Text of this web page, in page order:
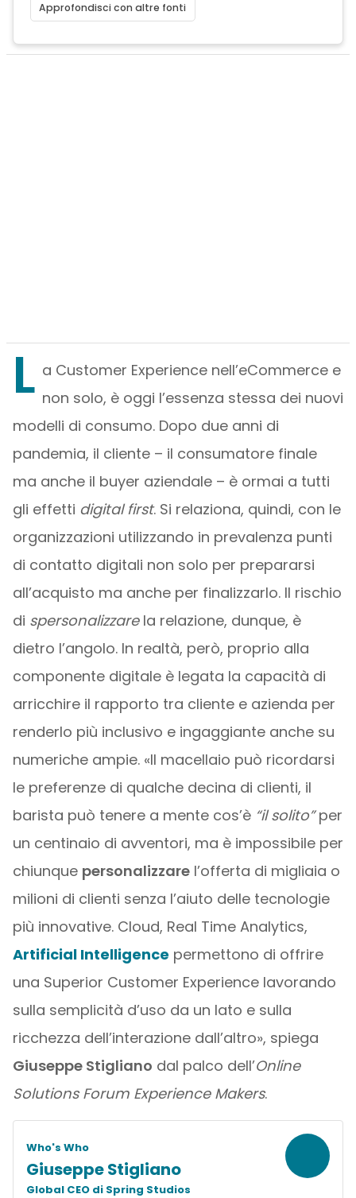
Approfondisci con altre fonti
L a Customer Experience nell’eCommerce e
non solo, è oggi l’essenza stessa dei nuovi
modelli di consumo. Dopo due anni di
pandemia, il cliente – il consumatore finale
ma anche il buyer aziendale – è ormai a tutti
gli effetti digital first. Si relaziona, quindi, con le
organizzazioni utilizzando in prevalenza punti
di contatto digitali non solo per prepararsi
all’acquisto ma anche per finalizzarlo. Il rischio
di spersonalizzarela relazione, dunque, è
dietro l’angolo. In realtà, però, proprio alla
componente digitale è legata la capacità di
arricchire il rapporto tra cliente e azienda per
renderlo più inclusivo e ingaggiante anche su
numeriche ampie. «Il macellaio può ricordarsi
le preferenze di qualche decina di clienti, il
barista può tenere a mente cos’è “il solito”per
un centinaio di avventori, ma è impossibile per
chiunque personalizzarel’offerta di migliaia o
milioni di clienti senza l’aiuto delle tecnologie
più innovative. Cloud, Real Time Analytics,
Artificial Intelligence permettono di offrire
una Superior Customer Experience lavorando
sulla semplicità d’uso da un lato e sulla
ricchezza dell’interazione dall’altro», spiega
Giuseppe Stigliano dal palco dell’Online
Solutions Forum Experience Makers.
Who's Who
Giuseppe Stigliano
Global CEO di Spring Studios